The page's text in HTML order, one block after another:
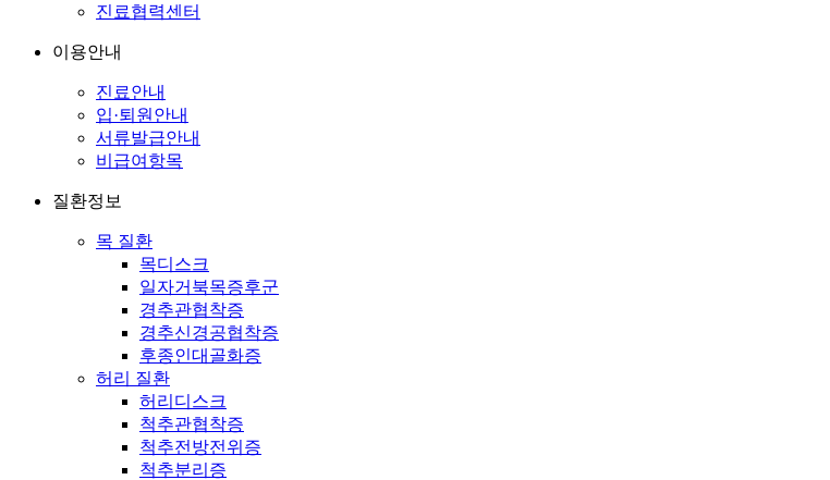
진료협력센터
이용안내
진료안내
입·퇴원안내
서류발급안내
비급여항목
질환정보
목 질환
목디스크
일자거북목증후군
경추관협착증
경추신경공협착증
후종인대골화증
허리 질환
허리디스크
척추관협착증
척추전방전위증
척추분리증